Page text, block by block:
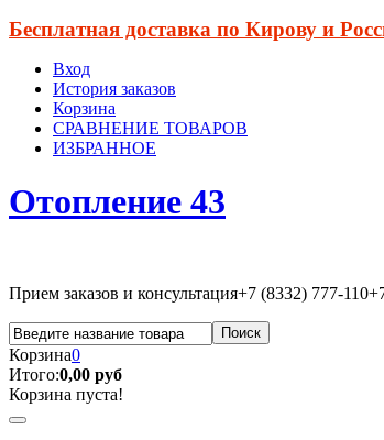
Бесплатная доставка по Кирову и
Вход
История заказов
Корзина
СРАВНЕНИЕ ТОВАРОВ
ИЗБРАННОЕ
Отопление 43
Прием заказов и консультация+7 (8332) 777-110
Корзина0
Итого:0,00 руб
Корзина пуста!